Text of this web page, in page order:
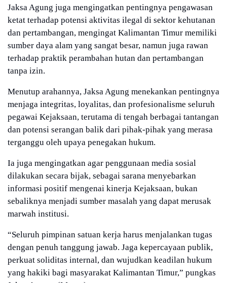
Jaksa Agung juga mengingatkan pentingnya pengawasan
ketat terhadap potensi aktivitas ilegal di sektor kehutanan
dan pertambangan, mengingat Kalimantan Timur memiliki
sumber daya alam yang sangat besar, namun juga rawan
terhadap praktik perambahan hutan dan pertambangan
tanpa izin.
Menutup arahannya, Jaksa Agung menekankan pentingnya
menjaga integritas, loyalitas, dan profesionalisme seluruh
pegawai Kejaksaan, terutama di tengah berbagai tantangan
dan potensi serangan balik dari pihak-pihak yang merasa
terganggu oleh upaya penegakan hukum.
Ia juga mengingatkan agar penggunaan media sosial
dilakukan secara bijak, sebagai sarana menyebarkan
informasi positif mengenai kinerja Kejaksaan, bukan
sebaliknya menjadi sumber masalah yang dapat merusak
marwah institusi.
“Seluruh pimpinan satuan kerja harus menjalankan tugas
dengan penuh tanggung jawab. Jaga kepercayaan publik,
perkuat soliditas internal, dan wujudkan keadilan hukum
yang hakiki bagi masyarakat Kalimantan Timur,” pungkas